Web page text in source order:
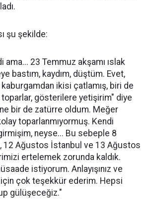
şu şekilde:
ama... 23 Temmuz akşamı ıslak
bastım, kaydım, düştüm. Evet,
kaburgamdan ikisi çatlamış, biri de
toparlar, gösterilere yetişirim" diye
bir de zatürre oldum. Meğer
toparlanmıyormuş. Kendi
neyse... Bu sebeple 8
12 Ağustos İstanbul ve 13 Ağustos
ertelemek zorunda kaldık.
istiyorum. Anlayışınız ve
çok teşekkür ederim. Hepsi
gülüşeceğiz."